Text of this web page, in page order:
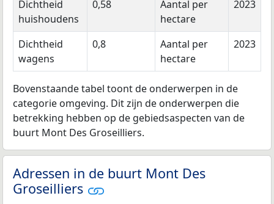
Dichtheid
huishoudens
0,58
Aantal per
hectare
2023
Dichtheid
wagens
0,8
Aantal per
hectare
2023
Bovenstaande tabel toont de onderwerpen in de
categorie omgeving. Dit zijn de onderwerpen die
betrekking hebben op de gebiedsaspecten van de
buurt Mont Des Groseilliers.
Adressen in de buurt Mont Des
Groseilliers